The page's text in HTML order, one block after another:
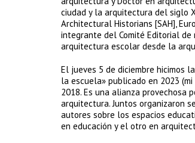
ciudad y la arquitectura del siglo
Architectural Historians [SAH],
integrante del Comité Editorial de
arquitectura escolar desde la
El jueves 5 de diciembre hicimos
la escuela» publicado en 2023
2018. Es una alianza provechosa
arquitectura. Juntos organizaron
autores sobre los espacios
en educación y el otro en